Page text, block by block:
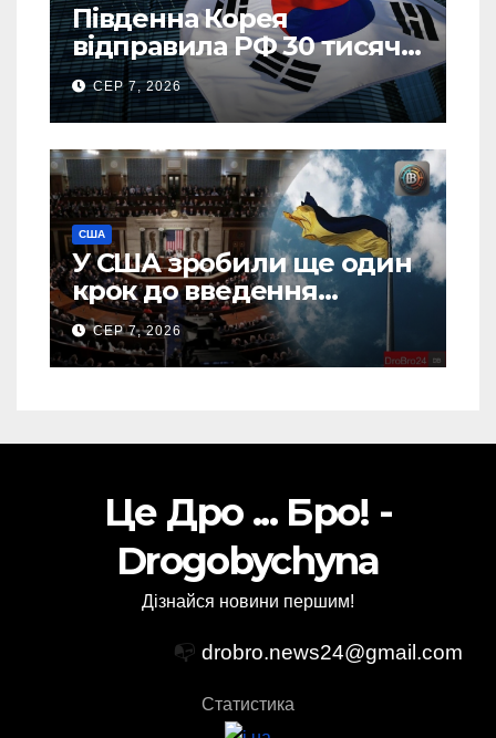
Південна Корея
відправила РФ 30 тисяч
тонн авіапалива
СЕР 7, 2026
США
У США зробили ще один
крок до введення
“пекельних санкцій”
проти Росії
СЕР 7, 2026
Це Дро ... Бро! -
Drogobychyna
Дізнайся новини першим!
📭 drobro.news24@gmail.com
Статистика